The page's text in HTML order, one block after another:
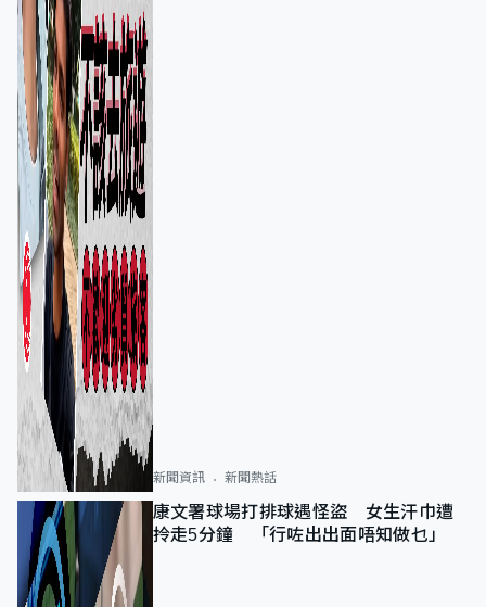
新聞資訊 新聞熱話
康文署球場打排球遇怪盜 女生汗巾遭
拎走5分鐘 「行咗出出面唔知做乜」